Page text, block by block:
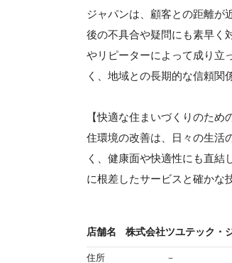
ジャパンは、顧客との距離が
後の不具合や疑問にも素早く
やリピーターによって成り立
く、地域との長期的な信頼関
【快適な住まいづくりのため
住環境の改善は、日々の生活
く、健康面や快適性にも直
に根差したサービスと確かな
店舗名 株式会社ツユテック・
住所 －